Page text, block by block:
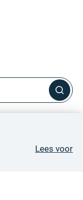
Lees voor